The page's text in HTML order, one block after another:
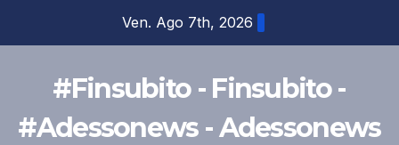
Ven. Ago 7th, 2026
#Finsubito - Finsubito -
#Adessonews - Adessonews